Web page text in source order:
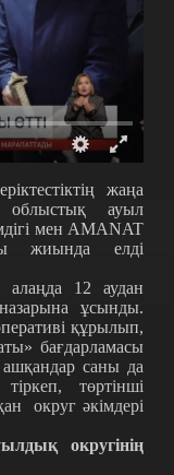
жаңа
облыстық ауыл
мен AMANAT
жиында елді
алаңда 12 аудан
назарына ұсынды.
құрылып,
бағдарламасы
саны да
төртінші
округ әкімдері
округінің